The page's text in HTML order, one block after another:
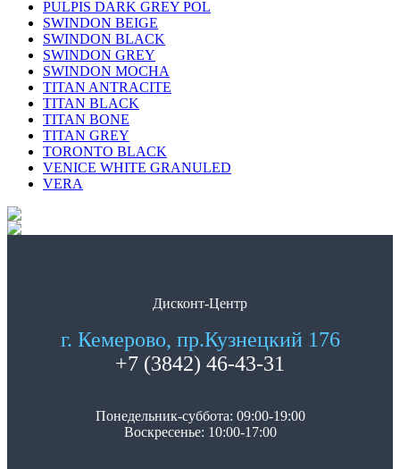
PULPIS DARK GREY POL
SWINDON BEIGE
SWINDON BLACK
SWINDON GREY
SWINDON MOCHA
TITAN ANTRACITE
TITAN BLACK
TITAN BONE
TITAN GREY
TORONTO BLACK
VENICE WHITE GRANULED
VERA
Дисконт-Центр
г. Кемерово, пр.Кузнецкий 176
+7 (3842) 46-43-31
Понедельник-суббота: 09:00-19:00
Воскресенье: 10:00-17:00